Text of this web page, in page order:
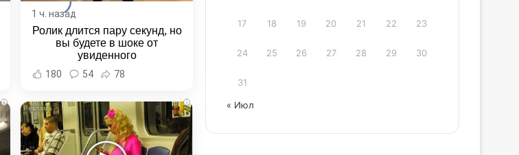
1 ч. назад
Ролик длится пару секунд, но
вы будете в шоке от
увиденного
180 54 78
i i
17 18 19 20 21 22 23
24 25 26 27 28 29 30
31
« Июл